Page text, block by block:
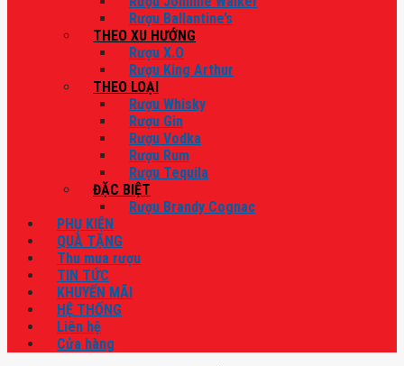
Rượu Ballantine’s
THEO XU HƯỚNG
Rượu X.O
Rượu King Arthur
THEO LOẠI
Rượu Whisky
Rượu Gin
Rượu Vodka
Rượu Rum
Rượu Tequila
ĐẶC BIỆT
Rượu Brandy Cognac
PHỤ KIỆN
QUÀ TẶNG
Thu mua rượu
TIN TỨC
KHUYẾN MÃI
HỆ THỐNG
Liên hệ
Cửa hàng